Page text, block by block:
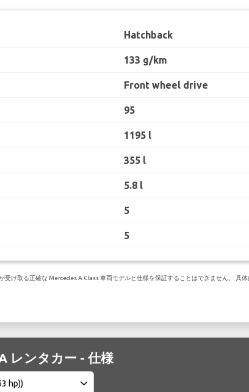
Hatchback
133 g/km
Front wheel drive
95
1195 l
355 l
5.8 l
5
5
け取る正確な Mercedes A Class 車両モデルと仕様を保証することはできません。 具
レンタカー - 仕様